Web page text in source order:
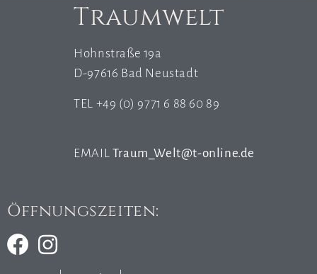
Traumwelt
Hohnstraße 19a
D-97616 Bad Neustadt
TEL +49 (0) 9771 6 88 60 89
EMAIL Traum_Welt@t-online.de
Öffnungszeiten: